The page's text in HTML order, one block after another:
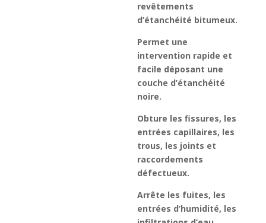
revêtements
d’étanchéité bitumeux.
Permet une
intervention rapide et
facile déposant une
couche d’étanchéité
noire.
Obture les fissures, les
entrées capillaires, les
trous, les joints et
raccordements
défectueux.
Arrête les fuites, les
entrées d’humidité, les